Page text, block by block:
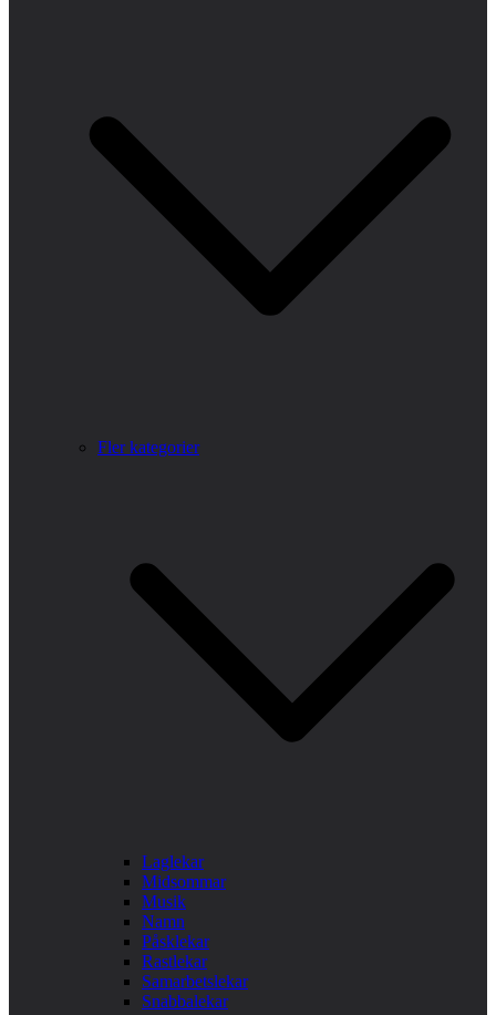
Fler kategorier
Laglekar
Midsommar
Musik
Namn
Påsklekar
Rastlekar
Samarbetslekar
Snabbalekar